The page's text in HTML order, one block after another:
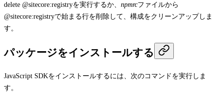
delete @sitecore:registryを実行するか、 npmrcファイルから
@sitecore:registryで始まる行を削除して、構成をクリーンアップしま
す。
パッケージをインストールする
JavaScript SDKをインストールするには、次のコマンドを実行しま
す。